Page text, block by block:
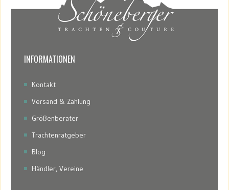
INFORMATIONEN
Kontakt
Versand & Zahlung
Größenberater
Trachtenratgeber
Blog
Händler, Vereine